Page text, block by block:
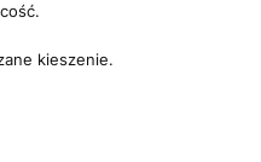
kieszenie.